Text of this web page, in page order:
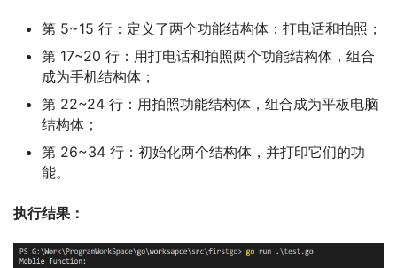
第 5~15 行：定义了两个功能结构体：打电话和拍照；
第 17~20 行：用打电话和拍照两个功能结构体，组合
成为手机结构体；
第 22~24 行：用拍照功能结构体，组合成为平板电脑
结构体；
第 26~34 行：初始化两个结构体，并打印它们的功
能。
执行结果：